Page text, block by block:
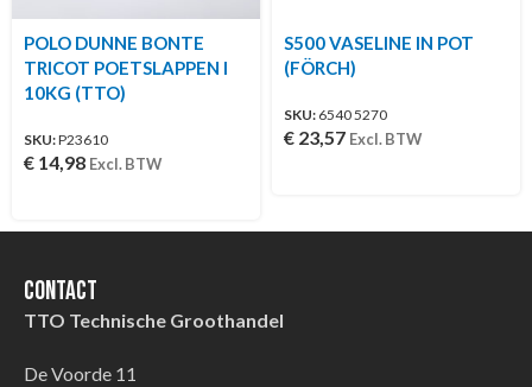
POLO DUNNE BONTE
TRICOT POETSLAPPEN I
10KG (TTO)
SKU:P23610
€ 14,98 Excl. BTW
S500 VASELINE IN POT
(FÖRCH)
SKU: 6540 5270
€ 23,57 Excl. BTW
Contact
TTO Technische Groothandel
De Voorde 11